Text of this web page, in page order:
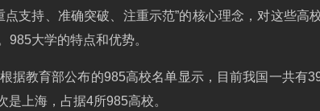
支持、准确突破、注重示范”的核心理念，对这些高
大学的特点和优势。
据教育部公布的985高校名单显示，目前我国一共有
上海，占据4所985高校。